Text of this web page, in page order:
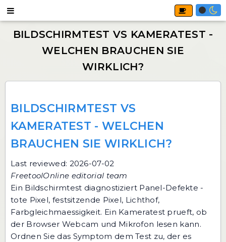
BILDSCHIRMTEST VS
KAMERATEST - WELCHEN
BRAUCHEN SIE WIRKLICH?
Last reviewed: 2026-07-02
FreetoolOnline editorial team
Ein Bildschirmtest diagnostiziert Panel-Defekte -
tote Pixel, festsitzende Pixel, Lichthof,
Farbgleichmaessigkeit. Ein Kameratest prueft, ob
der Browser Webcam und Mikrofon lesen kann.
Ordnen Sie das Symptom dem Test zu, der es